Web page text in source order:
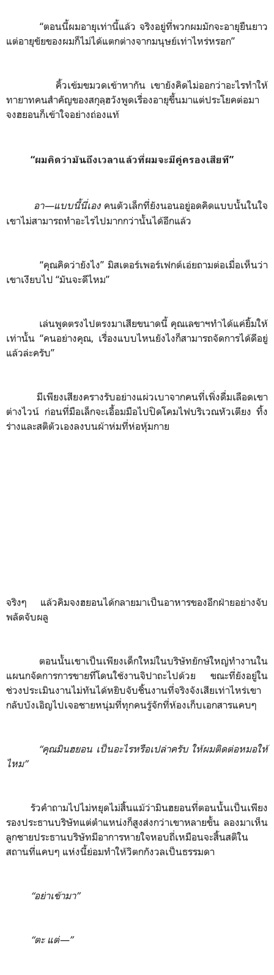
“ตอนนี้ผมอายุเท่านี้แล้ว จริงอยู่ที่พวกผมมักจะอายุยืนยาว
แต่อายุขัยของผมก็ไม่ได้แตกต่างจากมนุษย์เท่าไหร่หรอก”
คิ้วเข้มขมวดเข้าหากัน เขายังคิดไม่ออกว่าอะไรทำให้
ทายาทคนสำคัญของสกุลฺฮวังพูดเรื่องอายุขึ้นมาแต่ประโยคต่อมา
จงฮยอนก็เข้าใจอย่างถ่องแท้
“ผมคิดว่ามันถึงเวลาแล้วที่ผมจะมีคู่ครองเสียที”
อา—แบบนี้นี่เอง คนตัวเล็กที่ยังนอนอยู่อดคิดแบบนั้นในใจ
เขาไม่สามารถทำอะไรไปมากกว่านั้นได้อีกแล้ว
“คุณคิดว่ายังไง” มิสเตอร์เพอร์เฟกต์เอ่ยถามต่อเมื่อเห็นว่า
เขาเงียบไป “มันจะดีไหม”
เล่นพูดตรงไปตรงมาเสียขนาดนี้ คุณเลขาฯทำได้แค่ยิ้มให้
เท่านั้น “คนอย่างคุณ, เรื่องแบบไหนยังไงก็สามารถจัดการได้ดีอยู่
แล้วล่ะครับ”
มีเพียงเสียงครางรับอย่างแผ่วเบาจากคนที่เพิ่งดื่มเลือดเขา
ต่างไวน์ ก่อนที่มือเล็กจะเอื้อมมือไปปิดโคมไฟบริเวณหัวเตียง ทิ้ง
ร่างและสติตัวเองลงบนผ้าห่มที่ห่อหุ้มกาย
จริงๆ แล้วคิมจงฮยอนได้กลายมาเป็นอาหารของอีกฝ่ายอย่างจับ
พลัดจับผลู
ตอนนั้นเขาเป็นเพียงเด็กใหม่ในบริษัทยักษ์ใหญ่ทำงานใน
แผนกจัดการการขายที่โดนใช้งานจิปาถะไปด้วย ขณะที่ยังอยู่ใน
ช่วงประเมินงานไม่ทันได้หยิบจับชิ้นงานที่จริงจังเสียเท่าไหร่เขา
กลับบังเอิญไปเจอชายหนุ่มที่ทุกคนรู้จักที่ห้องเก็บเอกสารแคบๆ
“คุณมินฮยอน เป็นอะไรหรือเปล่าครับ ให้ผมติดต่อหมอให้
ไหม”
รัวคำถามไปไม่หยุดไม่สิ้นแม้ว่ามินฮยอนที่ตอนนั้นเป็นเพียง
รองประธานบริษัทแต่ตำแหน่งก็สูงส่งกว่าเขาหลายขั้น ลองมาเห็น
ลูกชายประธานบริษัทมีอาการหายใจหอบถี่เหมือนจะสิ้นสติใน
สถานที่แคบๆ แห่งนี้ย่อมทำให้วิตกกังวลเป็นธรรมดา
“อย่าเข้ามา”
“ตะ แต่—”